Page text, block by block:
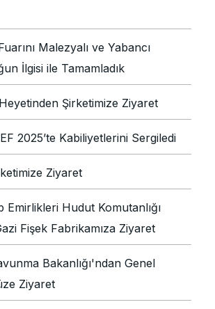
Malezyalı ve Yabancı
İlgisi ile Tamamladık
Şirketimize Ziyaret
2025’te Kabiliyetlerini Sergiledi
Ziyaret
Emirlikleri Hudut Komutanlığı
Fişek Fabrikamıza Ziyaret
Bakanlığı'ndan Genel
Ziyaret